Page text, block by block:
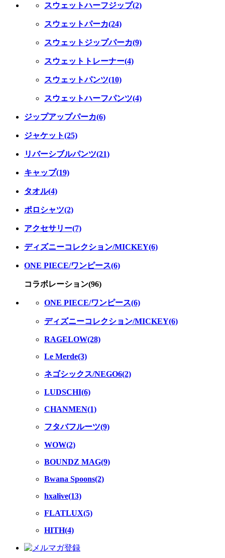
スウェットハーフジップ(2)
スウェットパーカ(24)
スウェットジップパーカ(9)
スウェットトレーナー(4)
スウェットパンツ(10)
スウェットハーフパンツ(4)
ジップアップパーカ(6)
ジャケット(25)
リバーシブルパンツ(21)
キャップ(19)
タオル(4)
ポロシャツ(2)
アクセサリー(7)
ディズニーコレクション/MICKEY(6)
ONE PIECE/ワンピース(6)
コラボレーション(96)
ONE PIECE/ワンピース(6)
ディズニーコレクション/MICKEY(6)
RAGELOW(28)
Le Merde(3)
ネゴシックス/NEGO6(2)
LUDSCHI(6)
CHANMEN(1)
フタバフルーツ(9)
WOW(2)
BOUNDZ MAG(9)
Bwana Spoons(2)
hxalive(13)
FLATLUX(5)
HITH(4)